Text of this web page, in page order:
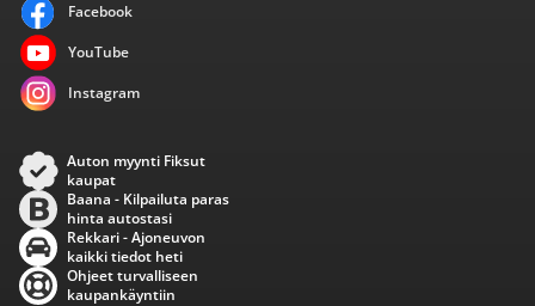
Facebook
YouTube
Instagram
Auton myynti Fiksut
kaupat
Baana - Kilpailuta paras
hinta autostasi
Rekkari - Ajoneuvon
kaikki tiedot heti
Ohjeet turvalliseen
kaupankäyntiin